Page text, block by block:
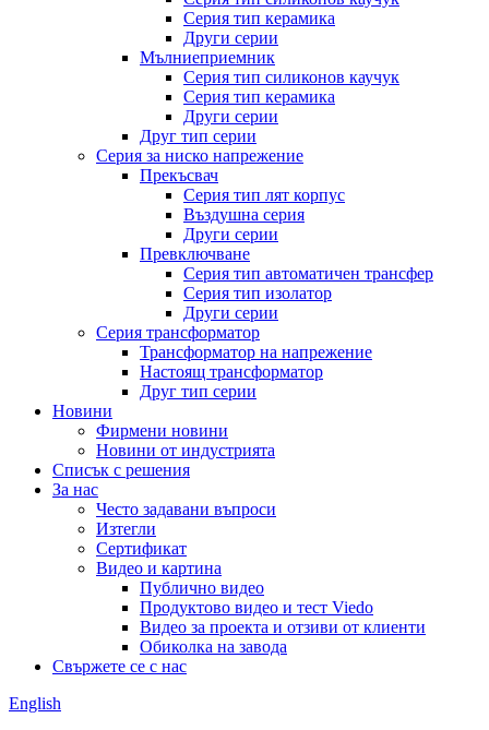
Серия тип керамика
Други серии
Мълниеприемник
Серия тип силиконов каучук
Серия тип керамика
Други серии
Друг тип серии
Серия за ниско напрежение
Прекъсвач
Серия тип лят корпус
Въздушна серия
Други серии
Превключване
Серия тип автоматичен трансфер
Серия тип изолатор
Други серии
Серия трансформатор
Трансформатор на напрежение
Настоящ трансформатор
Друг тип серии
Новини
Фирмени новини
Новини от индустрията
Списък с решения
За нас
Често задавани въпроси
Изтегли
Сертификат
Видео и картина
Публично видео
Продуктово видео и тест Viedo
Видео за проекта и отзиви от клиенти
Обиколка на завода
Свържете се с нас
English